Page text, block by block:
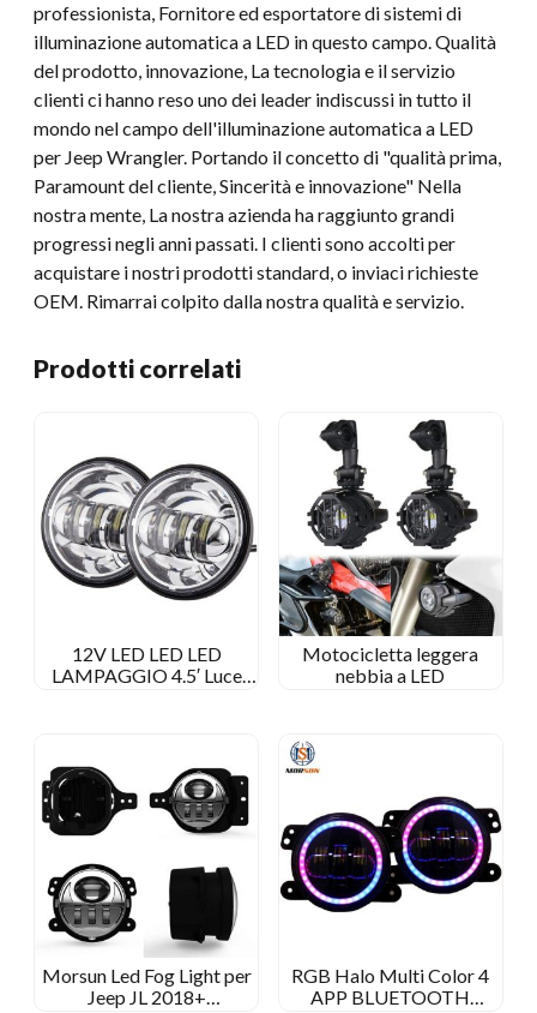
professionista, Fornitore ed esportatore di sistemi di
illuminazione automatica a LED in questo campo. Qualità
del prodotto, innovazione, La tecnologia e il servizio
clienti ci hanno reso uno dei leader indiscussi in tutto il
mondo nel campo dell'illuminazione automatica a LED
per Jeep Wrangler. Portando il concetto di "qualità prima,
Paramount del cliente, Sincerità e innovazione" Nella
nostra mente, La nostra azienda ha raggiunto grandi
progressi negli anni passati. I clienti sono accolti per
acquistare i nostri prodotti standard, o inviaci richieste
OEM. Rimarrai colpito dalla nostra qualità e servizio.
Prodotti correlati
12V LED LED LED
LAMPAGGIO 4.5′ Luce
Motocicletta leggera
nebbia a LED
Morsun Led Fog Light per
Jeep JL 2018+
RGB Halo Multi Color 4
APP BLUETOOTH